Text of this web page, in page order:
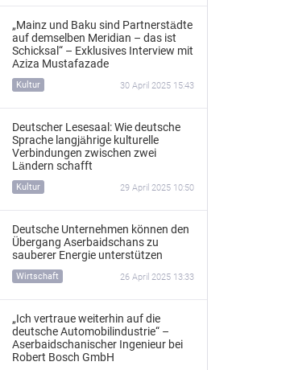
„Mainz und Baku sind Partnerstädte
auf demselben Meridian – das ist
Schicksal“ – Exklusives Interview mit
Aziza Mustafazade
Kultur 30 April 2025 15:43
Deutscher Lesesaal: Wie deutsche
Sprache langjährige kulturelle
Verbindungen zwischen zwei
Ländern schafft
Kultur 29 April 2025 10:50
Deutsche Unternehmen können den
Übergang Aserbaidschans zu
sauberer Energie unterstützen
Wirtschaft 26 April 2025 13:33
„Ich vertraue weiterhin auf die
deutsche Automobilindustrie“ –
Aserbaidschanischer Ingenieur bei
Robert Bosch GmbH